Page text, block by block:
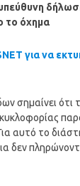
το όχημα
για να
σημαίνει ότι
κυκλοφορίας
αυτό το
δεν